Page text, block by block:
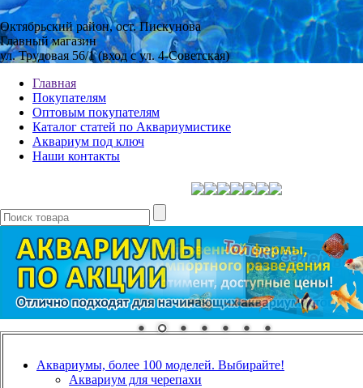
Октябрьский район, ост. Пискунова
Главный магазин
ул. Трудовая 56/1 (вход с ул. 4-Советская)
Главная
Покупателям
Оптовым покупателям
Каталог статей по Аквариумистике
Аквариум под ключ
Наши контакты
Аквариумы, более 100 моделей. Выбирайте!
Аквариум для черепахи